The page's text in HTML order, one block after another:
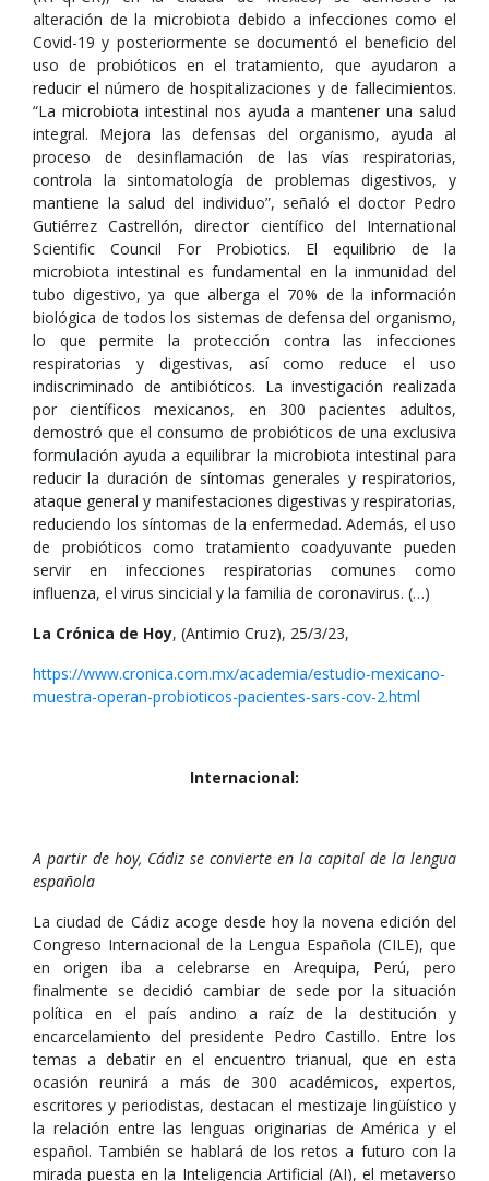
alteración de la microbiota debido a infecciones como el
Covid-19 y posteriormente se documentó el beneficio del
uso de probióticos en el tratamiento, que ayudaron a
reducir el número de hospitalizaciones y de fallecimientos.
“La microbiota intestinal nos ayuda a mantener una salud
integral. Mejora las defensas del organismo, ayuda al
proceso de desinflamación de las vías respiratorias,
controla la sintomatología de problemas digestivos, y
mantiene la salud del individuo”, señaló el doctor Pedro
Gutiérrez Castrellón, director científico del International
Scientific Council For Probiotics. El equilibrio de la
microbiota intestinal es fundamental en la inmunidad del
tubo digestivo, ya que alberga el 70% de la información
biológica de todos los sistemas de defensa del organismo,
lo que permite la protección contra las infecciones
respiratorias y digestivas, así como reduce el uso
indiscriminado de antibióticos. La investigación realizada
por científicos mexicanos, en 300 pacientes adultos,
demostró que el consumo de probióticos de una exclusiva
formulación ayuda a equilibrar la microbiota intestinal para
reducir la duración de síntomas generales y respiratorios,
ataque general y manifestaciones digestivas y respiratorias,
reduciendo los síntomas de la enfermedad. Además, el uso
de probióticos como tratamiento coadyuvante pueden
servir en infecciones respiratorias comunes como
influenza, el virus sincicial y la familia de coronavirus. (…)
La Crónica de Hoy, (Antimio Cruz), 25/3/23,
https://www.cronica.com.mx/academia/estudio-mexicano-
muestra-operan-probioticos-pacientes-sars-cov-2.html
Internacional:
A partir de hoy, Cádiz se convierte en la capital de la lengua
española
La ciudad de Cádiz acoge desde hoy la novena edición del
Congreso Internacional de la Lengua Española (CILE), que
en origen iba a celebrarse en Arequipa, Perú, pero
finalmente se decidió cambiar de sede por la situación
política en el país andino a raíz de la destitución y
encarcelamiento del presidente Pedro Castillo. Entre los
temas a debatir en el encuentro trianual, que en esta
ocasión reunirá a más de 300 académicos, expertos,
escritores y periodistas, destacan el mestizaje lingüístico y
la relación entre las lenguas originarias de América y el
español. También se hablará de los retos a futuro con la
mirada puesta en la Inteligencia Artificial (AI), el metaverso